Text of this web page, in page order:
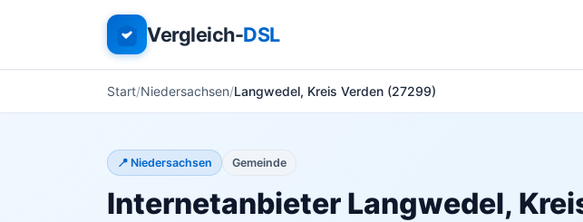
Vergleich-DSL
Start Niedersachsen Langwedel, Kreis Verden (27299)
📍 Niedersachsen Gemeinde
Internetanbieter Langwedel,